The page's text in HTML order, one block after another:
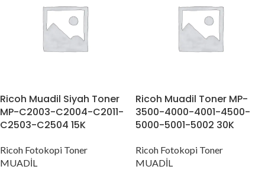
Ricoh Muadil Siyah Toner
MP-C2003-C2004-C2011-
C2503-C2504 15K
Ricoh Fotokopi Toner
MUADİL
Ricoh Muadil Toner MP-
3500-4000-4001-4500-
5000-5001-5002 30K
Ricoh Fotokopi Toner
MUADİL